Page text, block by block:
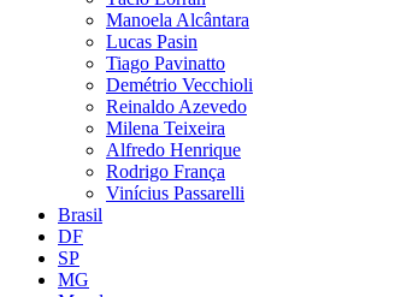
Manoela Alcântara
Lucas Pasin
Tiago Pavinatto
Demétrio Vecchioli
Reinaldo Azevedo
Milena Teixeira
Alfredo Henrique
Rodrigo França
Vinícius Passarelli
Brasil
DF
SP
MG